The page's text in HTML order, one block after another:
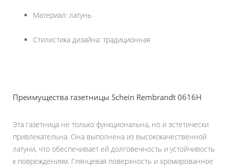
Материал: латунь
Стилистика дизайна: традиционная
Преимущества газетницы Schein Rembrandt 0616H
Эта газетница не только функциональна, но и эстетически
привлекательна. Она выполнена из высококачественной
латуни, что обеспечивает ей долговечность и устойчивость
к повреждениям. Глянцевая поверхность и хромированное